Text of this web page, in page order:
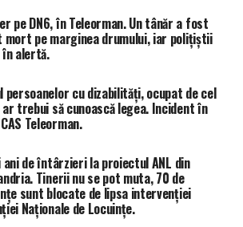
pe DN6, în Teleorman. Un tânăr a fost
mort pe marginea drumului, iar polițiștii
alertă.
persoanelor cu dizabilități, ocupat de cel
trebui să cunoască legea. Incident în
Teleorman.
ani de întârzieri la proiectul ANL din
Tinerii nu se pot muta, 70 de
sunt blocate de lipsa intervenției
Naționale de Locuințe.